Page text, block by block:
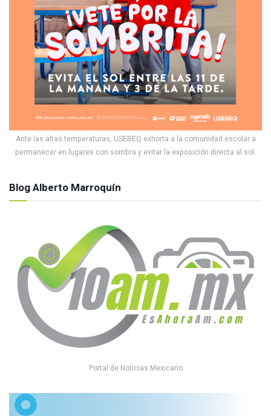
Ante las altas temperaturas, USEBEQ exhorta a la comunidad escolar a
permanecer en lugares con sombra y evitar la exposición directa al sol.
Blog Alberto Marroquín
Portal de Noticias Mexicano